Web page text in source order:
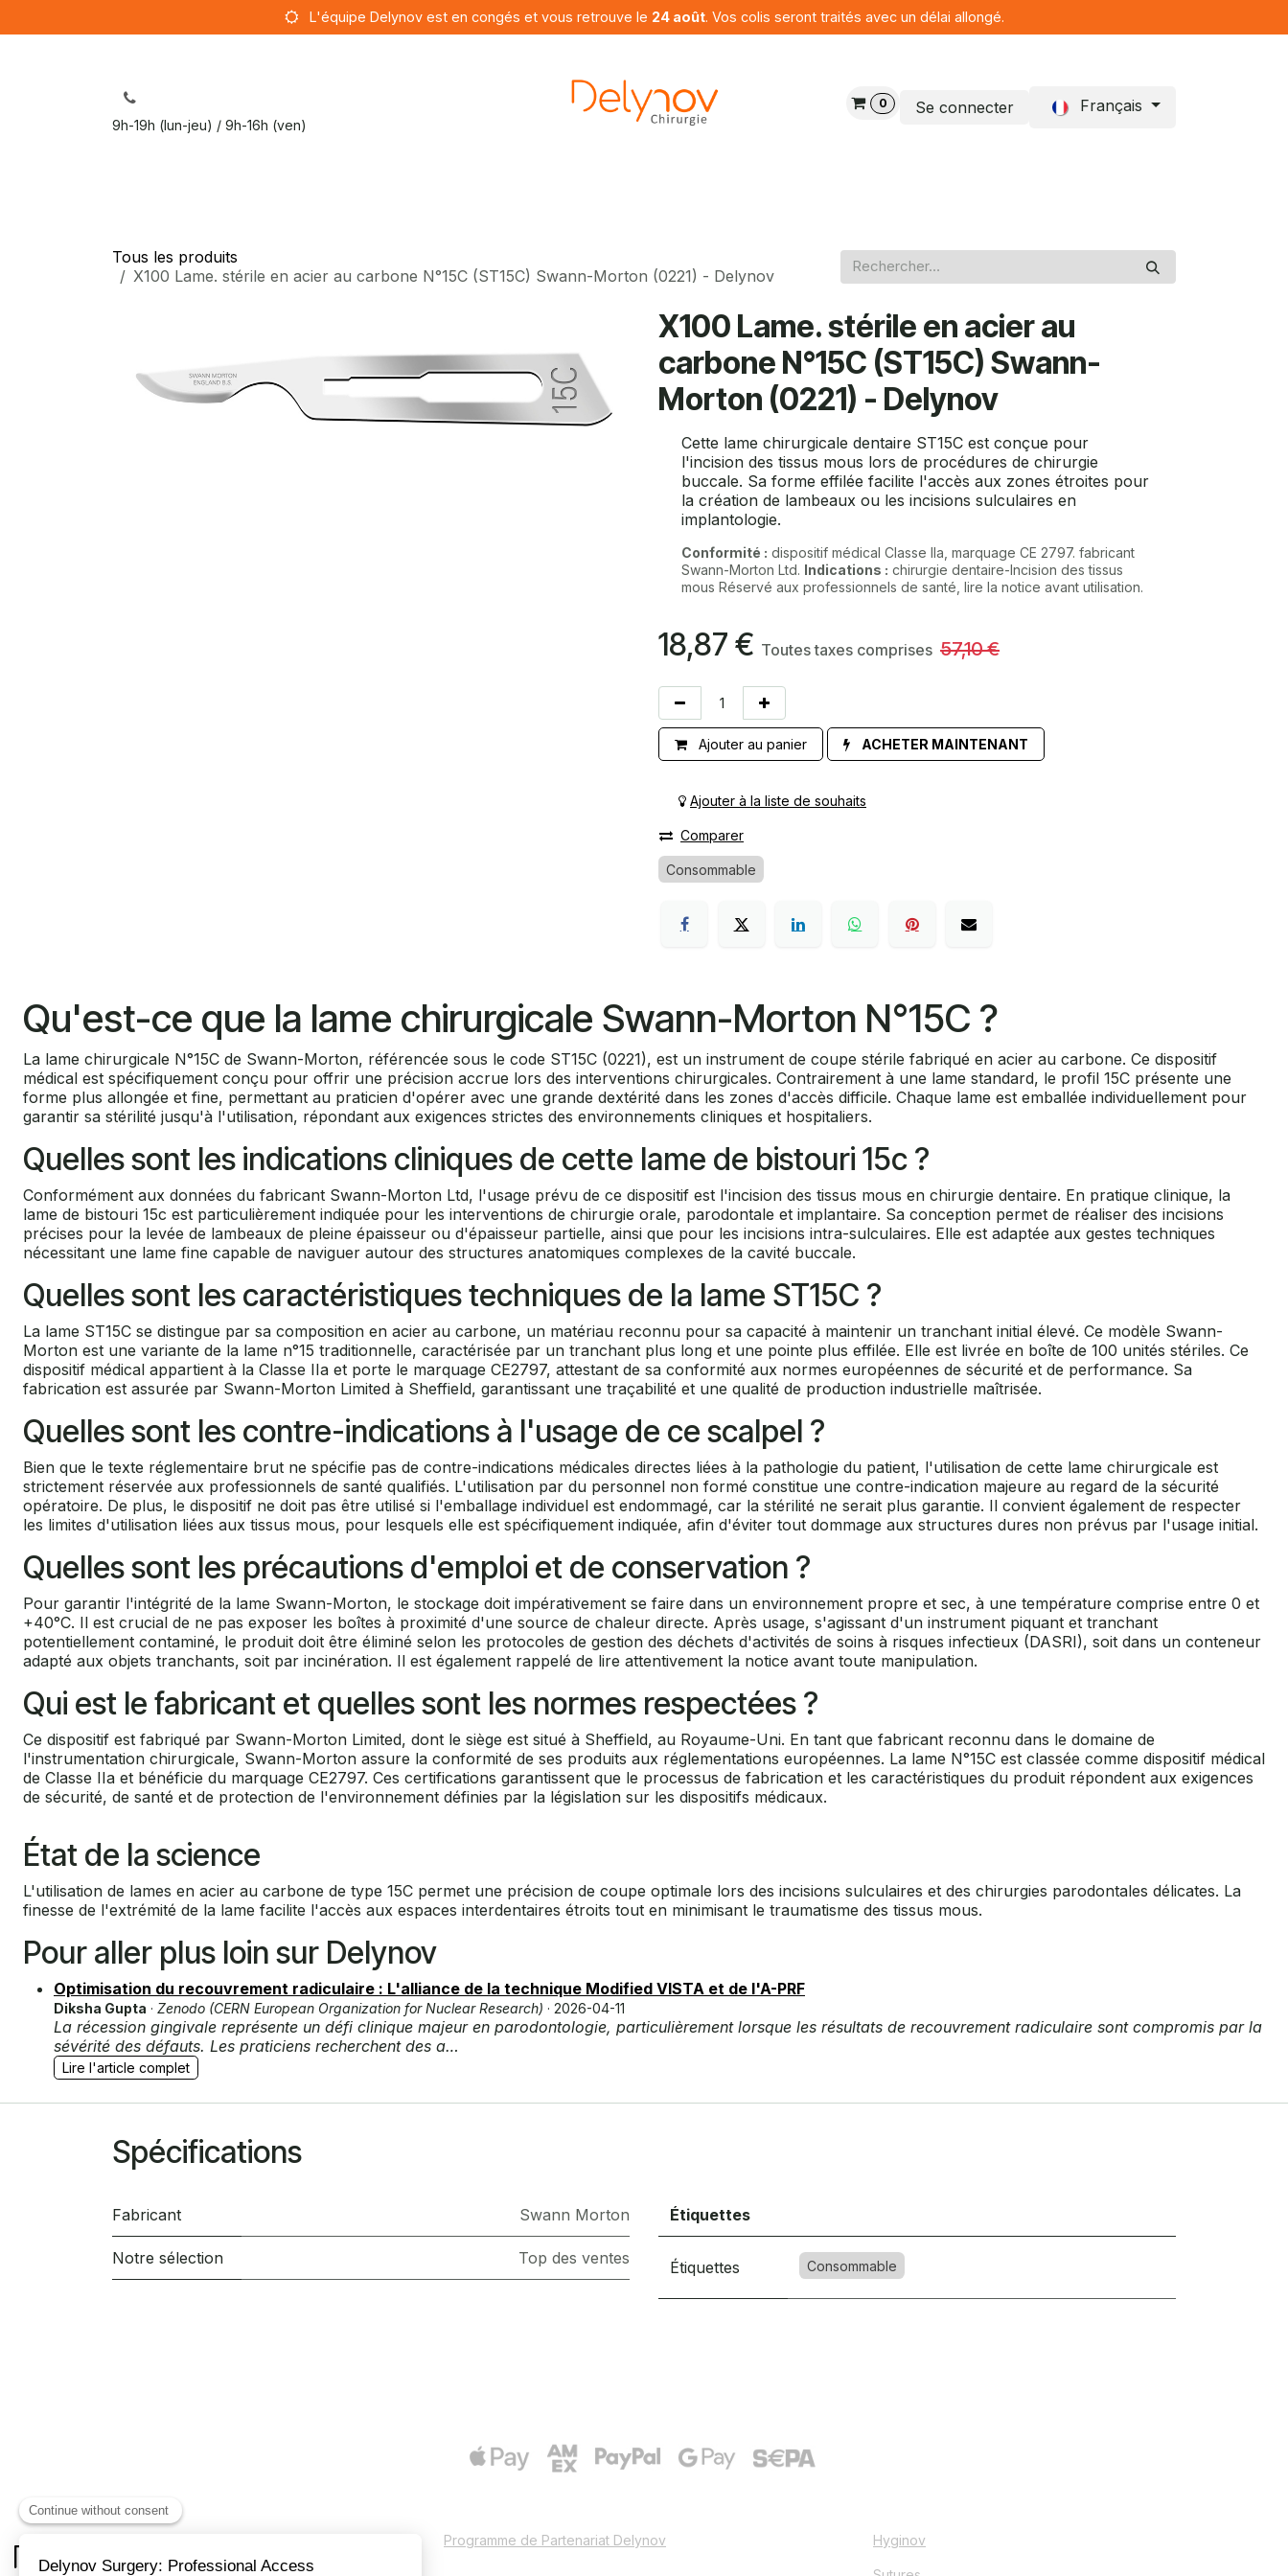
L'équipe Delynov est en congés et vous retrouve le 24 août. Vos colis seront traités avec un délai allongé.
9h-19h (lun-jeu) / 9h-16h (ven)
0 Se connecter Français
Tous les produits
X100 Lame. stérile en acier au carbone N°15C (ST15C) Swann-Morton (0221) - Delynov
X100 Lame. stérile en acier au
carbone N°15C (ST15C) Swann-
Morton (0221) - Delynov
Cette lame chirurgicale dentaire ST15C est conçue pour
l'incision des tissus mous lors de procédures de chirurgie
buccale. Sa forme effilée facilite l'accès aux zones étroites pour
la création de lambeaux ou les incisions sulculaires en
implantologie.
Conformité : dispositif médical Classe IIa, marquage CE 2797. fabricant
Swann-Morton Ltd. Indications : chirurgie dentaire-Incision des tissus
mous Réservé aux professionnels de santé, lire la notice avant utilisation.
18,87 € Toutes taxes comprises 57,10€
Ajouter au panier ACHETER MAINTENANT
Ajouter à la liste de souhaits
Comparer
Consommable
Qu'est-ce que la lame chirurgicale Swann-Morton N°15C ?
La lame chirurgicale N°15C de Swann-Morton, référencée sous le code ST15C (0221), est un instrument de coupe stérile fabriqué en acier au carbone. Ce dispositif
médical est spécifiquement conçu pour offrir une précision accrue lors des interventions chirurgicales. Contrairement à une lame standard, le profil 15C présente une
forme plus allongée et fine, permettant au praticien d'opérer avec une grande dextérité dans les zones d'accès difficile. Chaque lame est emballée individuellement pour
garantir sa stérilité jusqu'à l'utilisation, répondant aux exigences strictes des environnements cliniques et hospitaliers.
Quelles sont les indications cliniques de cette lame de bistouri 15c ?
Conformément aux données du fabricant Swann-Morton Ltd, l'usage prévu de ce dispositif est l'incision des tissus mous en chirurgie dentaire. En pratique clinique, la
lame de bistouri 15c est particulièrement indiquée pour les interventions de chirurgie orale, parodontale et implantaire. Sa conception permet de réaliser des incisions
précises pour la levée de lambeaux de pleine épaisseur ou d'épaisseur partielle, ainsi que pour les incisions intra-sulculaires. Elle est adaptée aux gestes techniques
nécessitant une lame fine capable de naviguer autour des structures anatomiques complexes de la cavité buccale.
Quelles sont les caractéristiques techniques de la lame ST15C ?
La lame ST15C se distingue par sa composition en acier au carbone, un matériau reconnu pour sa capacité à maintenir un tranchant initial élevé. Ce modèle Swann-
Morton est une variante de la lame n°15 traditionnelle, caractérisée par un tranchant plus long et une pointe plus effilée. Elle est livrée en boîte de 100 unités stériles. Ce
dispositif médical appartient à la Classe IIa et porte le marquage CE2797, attestant de sa conformité aux normes européennes de sécurité et de performance. Sa
fabrication est assurée par Swann-Morton Limited à Sheffield, garantissant une traçabilité et une qualité de production industrielle maîtrisée.
Quelles sont les contre-indications à l'usage de ce scalpel ?
Bien que le texte réglementaire brut ne spécifie pas de contre-indications médicales directes liées à la pathologie du patient, l'utilisation de cette lame chirurgicale est
strictement réservée aux professionnels de santé qualifiés. L'utilisation par du personnel non formé constitue une contre-indication majeure au regard de la sécurité
opératoire. De plus, le dispositif ne doit pas être utilisé si l'emballage individuel est endommagé, car la stérilité ne serait plus garantie. Il convient également de respecter
les limites d'utilisation liées aux tissus mous, pour lesquels elle est spécifiquement indiquée, afin d'éviter tout dommage aux structures dures non prévus par l'usage initial.
Quelles sont les précautions d'emploi et de conservation ?
Pour garantir l'intégrité de la lame Swann-Morton, le stockage doit impérativement se faire dans un environnement propre et sec, à une température comprise entre 0 et
+40°C. Il est crucial de ne pas exposer les boîtes à proximité d'une source de chaleur directe. Après usage, s'agissant d'un instrument piquant et tranchant
potentiellement contaminé, le produit doit être éliminé selon les protocoles de gestion des déchets d'activités de soins à risques infectieux (DASRI), soit dans un conteneur
adapté aux objets tranchants, soit par incinération. Il est également rappelé de lire attentivement la notice avant toute manipulation.
Qui est le fabricant et quelles sont les normes respectées ?
Ce dispositif est fabriqué par Swann-Morton Limited, dont le siège est situé à Sheffield, au Royaume-Uni. En tant que fabricant reconnu dans le domaine de
l'instrumentation chirurgicale, Swann-Morton assure la conformité de ses produits aux réglementations européennes. La lame N°15C est classée comme dispositif médical
de Classe IIa et bénéficie du marquage CE2797. Ces certifications garantissent que le processus de fabrication et les caractéristiques du produit répondent aux exigences
de sécurité, de santé et de protection de l'environnement définies par la législation sur les dispositifs médicaux.
État de la science
L'utilisation de lames en acier au carbone de type 15C permet une précision de coupe optimale lors des incisions sulculaires et des chirurgies parodontales délicates. La
finesse de l'extrémité de la lame facilite l'accès aux espaces interdentaires étroits tout en minimisant le traumatisme des tissus mous.
Pour aller plus loin sur Delynov
Optimisation du recouvrement radiculaire : L'alliance de la technique Modified VISTA et de l'A-PRF
Diksha Gupta · Zenodo (CERN European Organization for Nuclear Research) · 2026-04-11
La récession gingivale représente un défi clinique majeur en parodontologie, particulièrement lorsque les résultats de recouvrement radiculaire sont compromis par la
sévérité des défauts. Les praticiens recherchent des a…
Lire l'article complet
Spécifications
Fabricant Swann Morton
Notre sélection Top des ventes
Étiquettes
Étiquettes Consommable
Programme de Partenariat Delynov Hyginov